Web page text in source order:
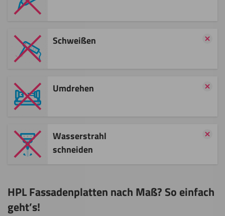
Schweißen
Umdrehen
Wasserstrahl
schneiden
HPL Fassadenplatten nach Maß? So einfach
geht’s!